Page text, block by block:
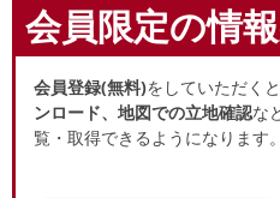
会員限定の情報
会員登録(無料)をしていただくと
ンロード、地図での立地確認な
覧・取得できるようになります。